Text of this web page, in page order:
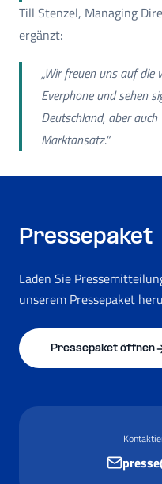
Till Stenzel, Managing
ergänzt:
„Wir freuen uns auf die
Everphone und sehen
Deutschland, aber
Marktansatz.“
Pressepaket
Laden Sie
unserem Pressepaket
Pressepaket öffnen